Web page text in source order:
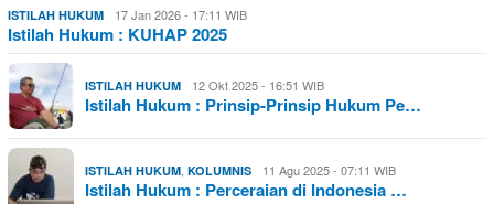
ISTILAH HUKUM 17 Jan 2026 - 17:11 WIB
Istilah Hukum : KUHAP 2025
ISTILAH HUKUM 12 Okt 2025 - 16:51 WIB
Istilah Hukum : Prinsip-Prinsip Hukum Pe…
ISTILAH HUKUM KOLUMNIS 11 Agu 2025 - 07:11 WIB
Istilah Hukum : Perceraian di Indonesia …